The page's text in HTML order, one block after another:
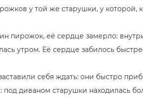
у той же старушки, у которой,
пирожок, её сердце замерло:
утром. Её сердце забилось
себя ждать: они быстро
под диваном старушки находилась